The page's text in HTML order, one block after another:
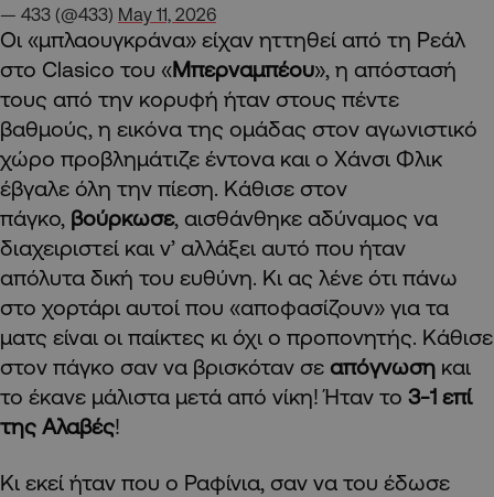
— 433 (@433) May 11, 2026
Οι «μπλαουγκράνα» είχαν ηττηθεί από τη Ρεάλ
στο Clasico του «Μπερναμπέου», η απόστασή
τους από την κορυφή ήταν στους πέντε
βαθμούς, η εικόνα της ομάδας στον αγωνιστικό
χώρο προβλημάτιζε έντονα και ο Χάνσι Φλικ
έβγαλε όλη την πίεση. Κάθισε στον
πάγκο, βούρκωσε, αισθάνθηκε αδύναμος να
διαχειριστεί και ν’ αλλάξει αυτό που ήταν
απόλυτα δική του ευθύνη. Κι ας λένε ότι πάνω
στο χορτάρι αυτοί που «αποφασίζουν» για τα
ματς είναι οι παίκτες κι όχι ο προπονητής. Κάθισε
στον πάγκο σαν να βρισκόταν σε απόγνωση και
το έκανε μάλιστα μετά από νίκη! Ήταν το 3-1 επί
της Αλαβές!
Κι εκεί ήταν που ο Ραφίνια, σαν να του έδωσε